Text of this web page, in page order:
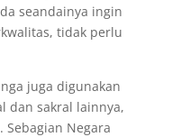
seandainya ingin
tidak perlu
juga digunakan
dan sakral lainnya,
Sebagian Negara